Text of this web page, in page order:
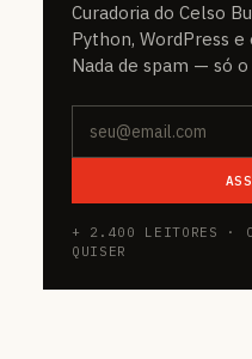
Curadoria do Celso
Python, WordPress
Nada de spam — só
+ 2.400 LEITORES ·
QUISER